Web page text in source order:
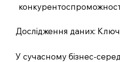
Дослідження даних:
У сучасному бізнес-